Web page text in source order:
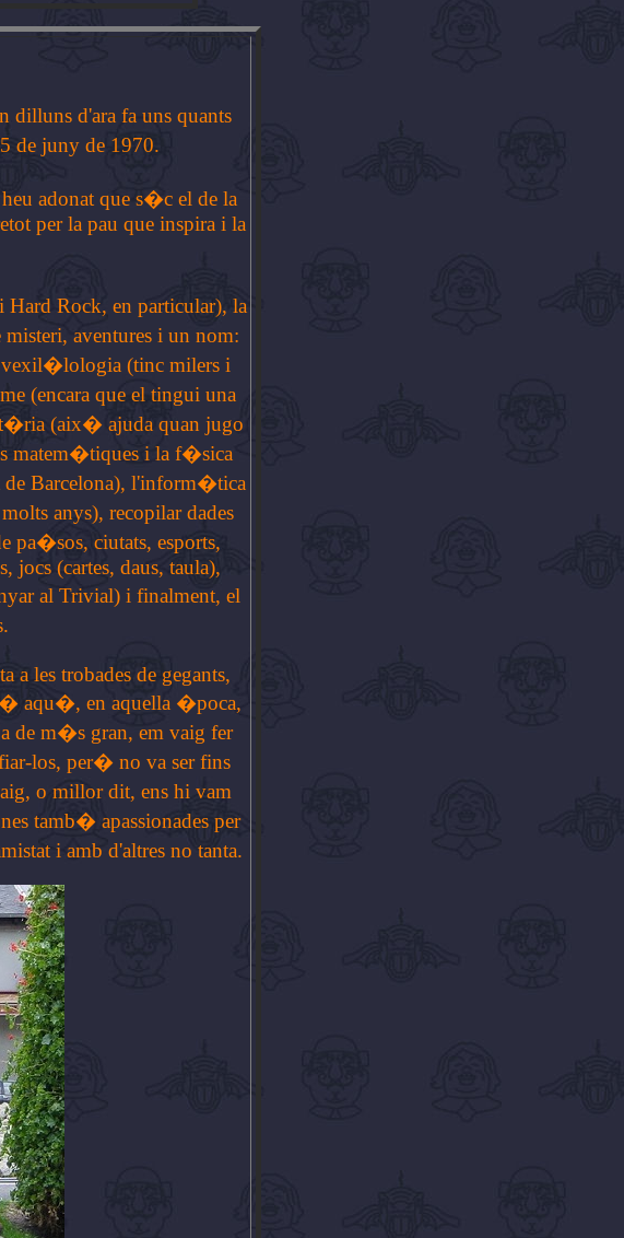
d'ara fa uns quants
de juny de 1970.
adonat que s�c el de la
per la pau que inspira i la
Rock, en particular), la
aventures i un nom:
vexil�lologia (tinc milers i
(encara que el tingui una
(aix� ajuda quan jugo
matem�tiques i la f�sica
Barcelona), l'inform�tica
anys), recopilar dades
pa�sos, ciutats, esports,
jocs (cartes, daus, taula),
al Trivial) i finalment, el
a les trobades de gegants,
aqu�, en aquella �poca,
de m�s gran, em vaig fer
los, per� no va ser fins
o millor dit, ens hi vam
tamb� apassionades per
i amb d'altres no tanta.